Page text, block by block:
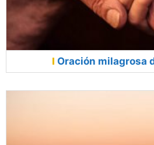
Oración milagrosa